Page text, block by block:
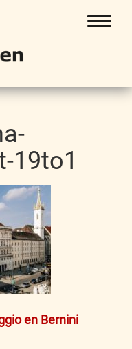
19to1
en Bernini